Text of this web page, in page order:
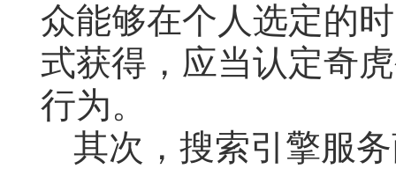
众能够在个人选定的
式获得，应当认定奇
行为。
其次，搜索引擎服